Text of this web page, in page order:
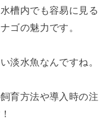
槽内でも容易に見る
ゴの魅力です。
淡水魚なんですね。
育方法や導入時の注